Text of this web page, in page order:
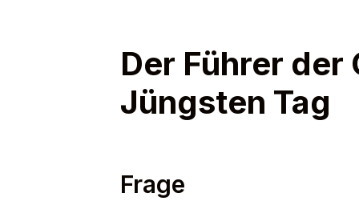
Der Führer der
Jüngsten Tag
Frage